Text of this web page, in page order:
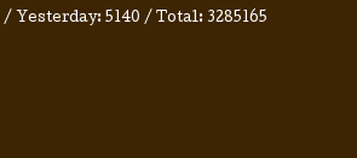
/ Yesterday: 5140 / Total: 3285165